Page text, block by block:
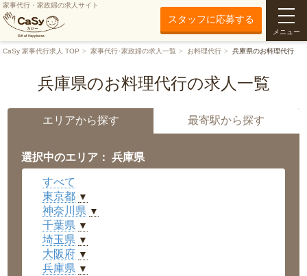
家事代行・家政婦の求人サイト
スタッフに応募する
メニュー
CaSy 家事代行求人 TOP 家事代行･家政婦の求人一覧 お料理代行 兵庫県のお料理代行
兵庫県のお料理代行の求人一覧
エリアから探す 最寄駅から探す
選択中のエリア： 兵庫県
すべて
東京都 ▼
神奈川県 ▼
千葉県 ▼
埼玉県 ▼
大阪府 ▼
兵庫県 ▼